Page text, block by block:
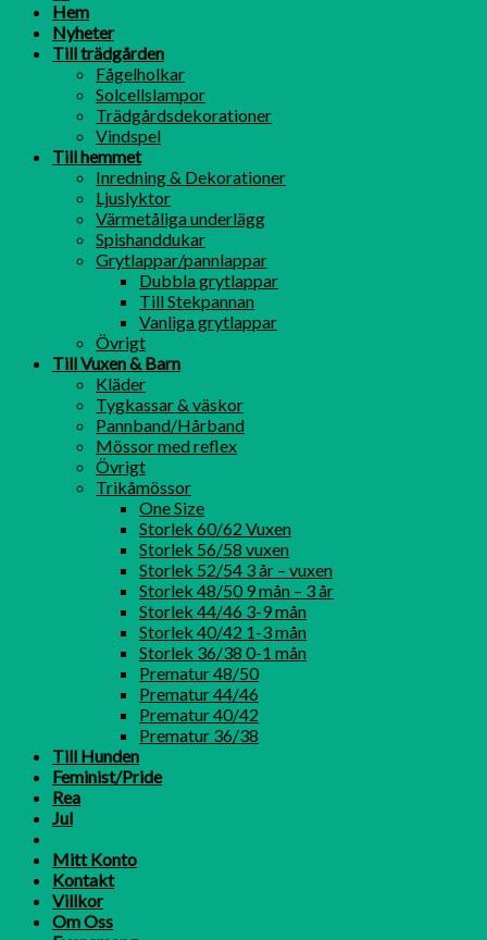
Hem
Nyheter
Till trädgården
Fågelholkar
Solcellslampor
Trädgårdsdekorationer
Vindspel
Till hemmet
Inredning & Dekorationer
Ljuslyktor
Värmetåliga underlägg
Spishanddukar
Grytlappar/pannlappar
Dubbla grytlappar
Till Stekpannan
Vanliga grytlappar
Övrigt
Till Vuxen & Barn
Kläder
Tygkassar & väskor
Pannband/Hårband
Mössor med reflex
Övrigt
Trikåmössor
One Size
Storlek 60/62 Vuxen
Storlek 56/58 vuxen
Storlek 52/54 3 år – vuxen
Storlek 48/50 9 mån – 3 år
Storlek 44/46 3-9 mån
Storlek 40/42 1-3 mån
Storlek 36/38 0-1 mån
Prematur 48/50
Prematur 44/46
Prematur 40/42
Prematur 36/38
Till Hunden
Feminist/Pride
Rea
Jul
Mitt Konto
Kontakt
Villkor
Om Oss